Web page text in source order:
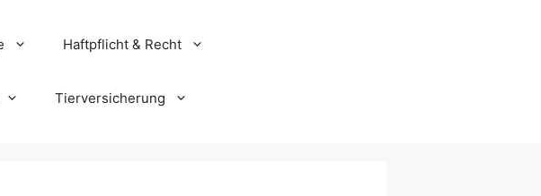
Haftpflicht & Recht
Tierversicherung